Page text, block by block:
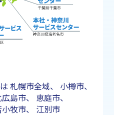
札幌市全域、 小樽市、
広島市、 恵庭市、
小牧市、 江別市